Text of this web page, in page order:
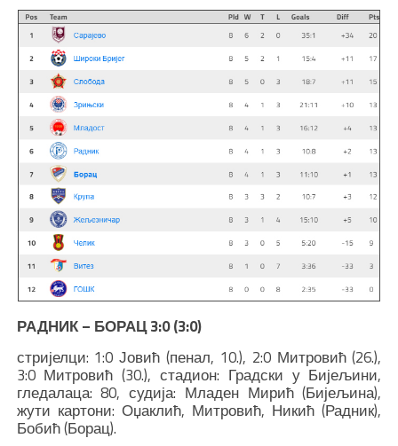
РАДНИК – БОРАЦ 3:0 (3:0)
стријелци: 1:0 Јовић (пенал, 10.), 2:0 Митровић (26.),
3:0 Митровић (30.), стадион: Градски у Бијељини,
гледалаца: 80, судија: Младен Мирић (Бијељина),
жути картони: Оџаклић, Митровић, Никић (Радник),
Бобић (Борац).